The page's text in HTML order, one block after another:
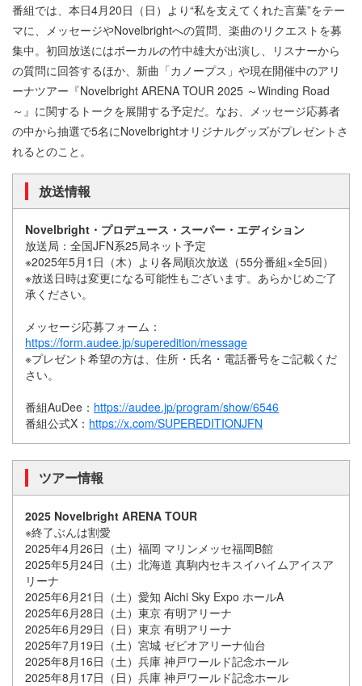
番組では、本日4月20日（日）より“私を支えてくれた言葉”をテー
マに、メッセージやNovelbrightへの質問、楽曲のリクエストを募
集中。初回放送にはボーカルの竹中雄大が出演し、リスナーから
の質問に回答するほか、新曲「カノープス」や現在開催中のアリ
ーナツアー『Novelbright ARENA TOUR 2025 ～Winding Road
～』に関するトークを展開する予定だ。なお、メッセージ応募者
の中から抽選で5名にNovelbrightオリジナルグッズがプレゼントさ
れるとのこと。
放送情報
Novelbright・プロデュース・スーパー・エディション
放送局：全国JFN系25局ネット予定
※2025年5月1日（木）より各局順次放送（55分番組×全5回）
※放送日時は変更になる可能性もございます。あらかじめご了
承ください。
メッセージ応募フォーム：
https://form.audee.jp/superedition/message
※プレゼント希望の方は、住所・氏名・電話番号をご記載くだ
さい。
番組AuDee： https://audee.jp/program/show/6546
番組公式X： https://x.com/SUPEREDITIONJFN
ツアー情報
2025 Novelbright ARENA TOUR
※終了ぶんは割愛
2025年4月26日（土）福岡 マリンメッセ福岡B館
2025年5月24日（土）北海道 真駒内セキスイハイムアイスア
リーナ
2025年6月21日（土）愛知 Aichi Sky Expo ホールA
2025年6月28日（土）東京 有明アリーナ
2025年6月29日（日）東京 有明アリーナ
2025年7月19日（土）宮城 ゼビオアリーナ仙台
2025年8月16日（土）兵庫 神戸ワールド記念ホール
2025年8月17日（日）兵庫 神戸ワールド記念ホール